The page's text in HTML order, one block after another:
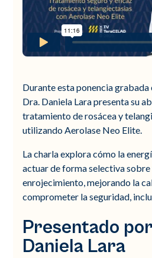
Durante esta ponencia
Dra. Daniela Lara presenta su
tratamiento de rosácea y
utilizando Aerolase Neo Elite.
La charla explora cómo la
actuar de forma selectiva
enrojecimiento, mejorando la
comprometer la seguridad,
Presentado
Daniela Lara